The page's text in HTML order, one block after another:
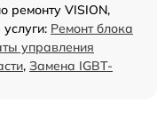
ремонту VISION,
Ремонт блока
управления
, Замена IGBT-